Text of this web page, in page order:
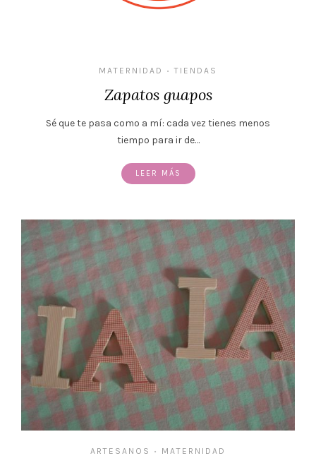
MATERNIDAD • TIENDAS
Zapatos guapos
Sé que te pasa como a mí: cada vez tienes menos
tiempo para ir de…
LEER MÁS
ARTESANOS • MATERNIDAD